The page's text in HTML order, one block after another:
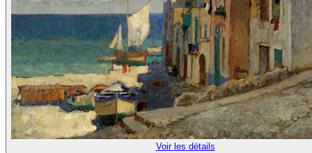
Voir les détails